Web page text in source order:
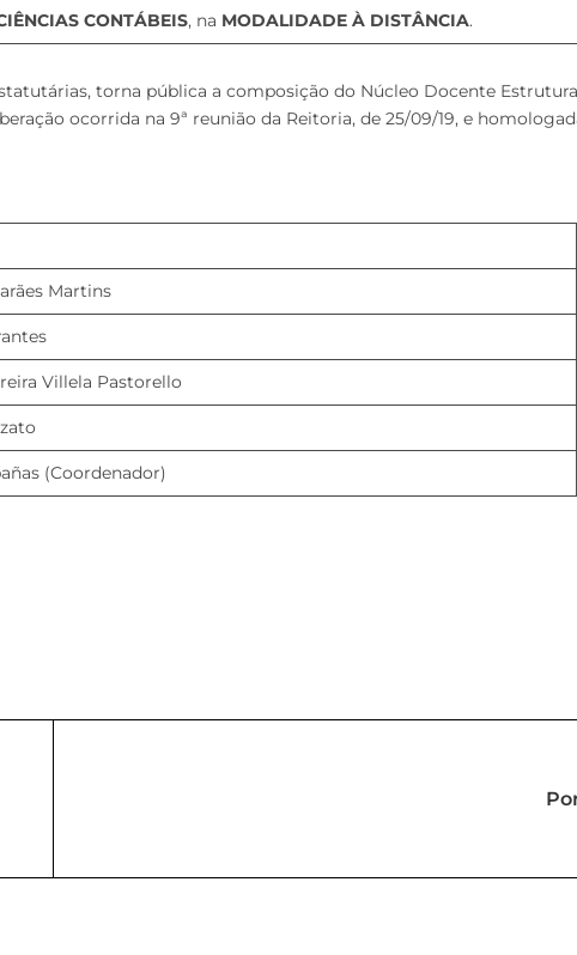
CONTÁBEIS, na MODALIDADE À DISTÂNCIA.
torna pública a composição do Núcleo Docente
ocorrida na 9ª reunião da Reitoria, de 25/09/19, e
Martins
Villela Pastorello
(Coordenador)